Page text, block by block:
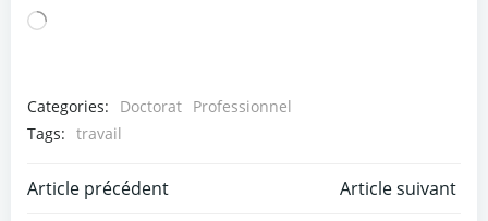
Chargement…
Categories: Doctorat Professionnel
Tags: travail
Post
Article précédent Article suivant